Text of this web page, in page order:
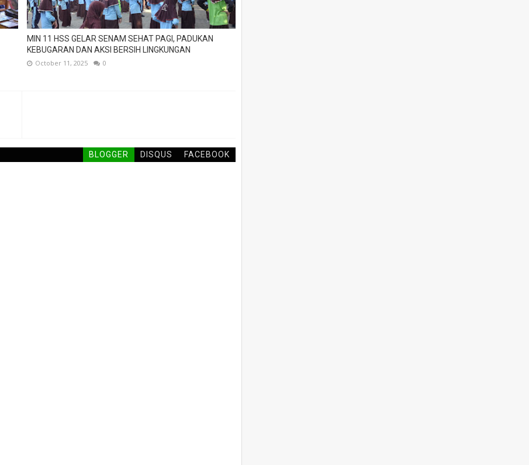
MIN 11 HSS GELAR SENAM SEHAT PAGI, PADUKAN
KEBUGARAN DAN AKSI BERSIH LINGKUNGAN
October 11, 2025 0
BLOGGER DISQUS FACEBOOK